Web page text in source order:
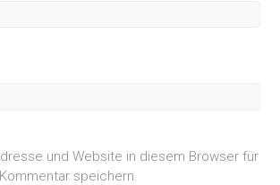
und Website in diesem Browser für
speichern.